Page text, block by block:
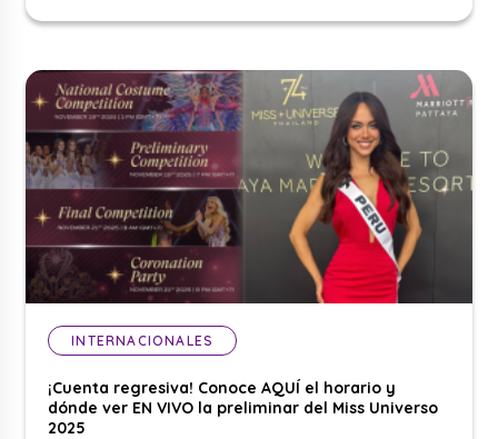
INTERNACIONALES
¡Cuenta regresiva! Conoce AQUÍ el horario y
dónde ver EN VIVO la preliminar del Miss Universo
2025